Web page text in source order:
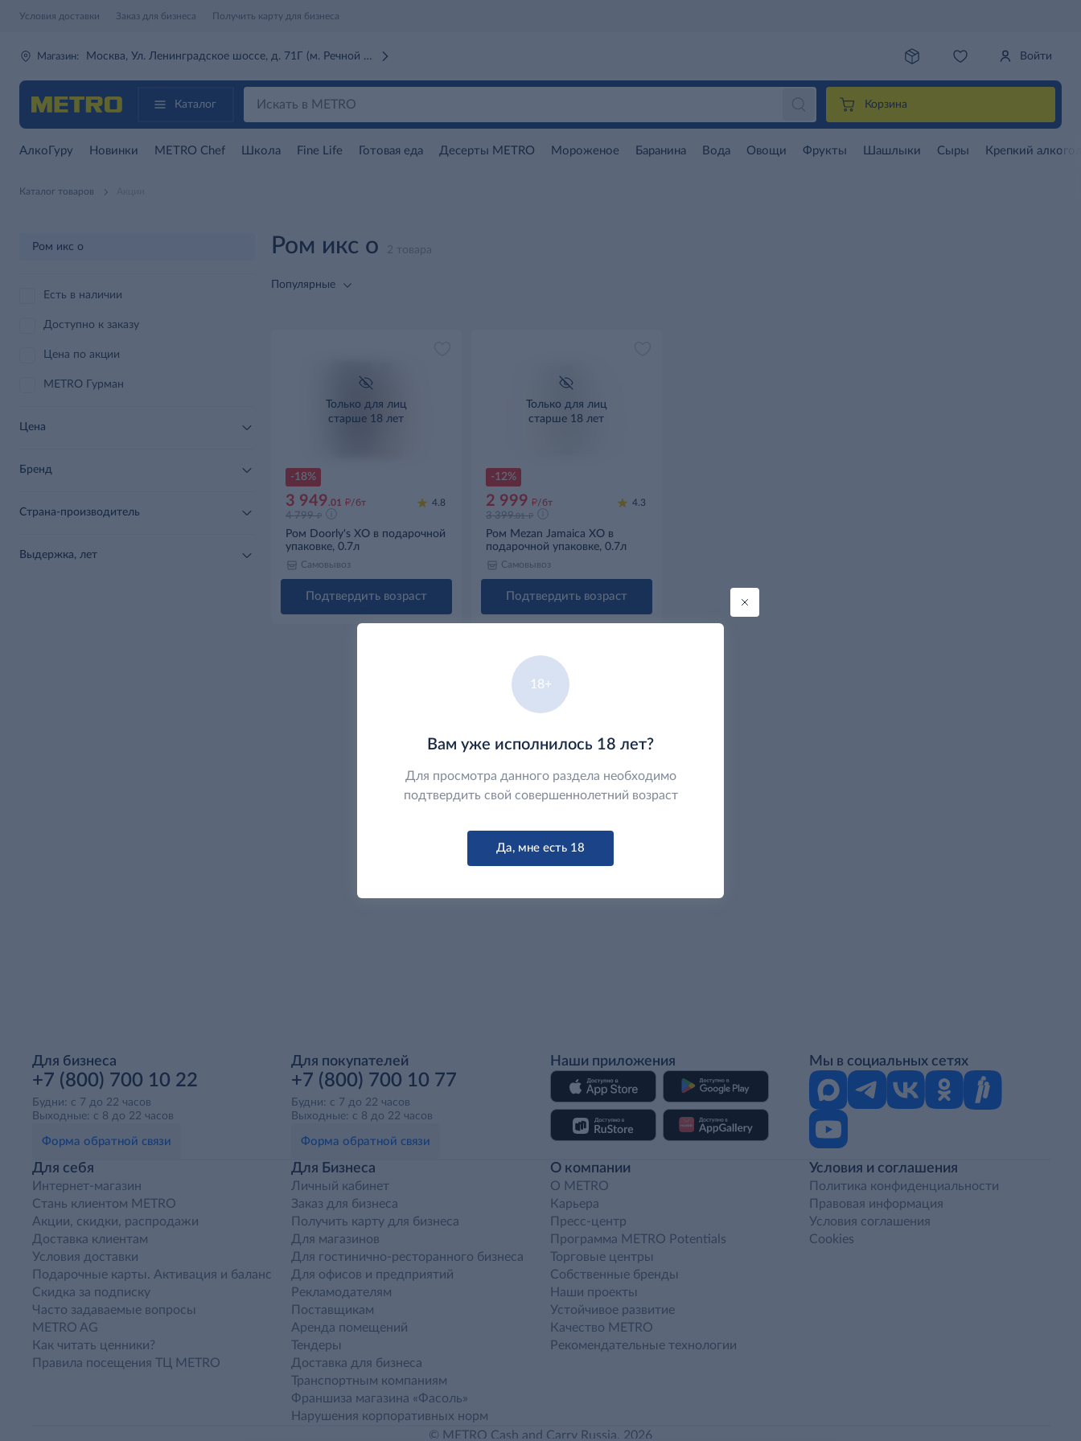
Условия доставки Заказ для бизнеса Получить карту для бизнеса
Магазин: Москва, Ул. Ленинградское шоссе, д. 71Г (м. Речной вокзал) Войти
Каталог Корзина
АлкоГуру Новинки METRO Chef Школа Fine Life Готовая еда Десерты METRO Мороженое Баранина Вода Овощи Фрукты Шашлыки Сыры Крепкий
Каталог товаров
Ром икс о
Есть в наличии
Доступно к заказу
Цена по акции
METRO Гурман
Цена
Бренд
Страна-производитель
Выдержка, лет
Ром икс о 2 товара
Популярные
-18%
Только для лиц
старше 18 лет
3 949.01 д/бт
4 799 д
4.8
Ром Doorly's XO в подарочной
упаковке, 0.7л
Самовывоз
Подтвердить возраст
-12%
Только для лиц
старше 18 лет
2 999 д/бт
3 399.01 д
4.3
Ром Mezan Jamaica XO в
подарочной упаковке, 0.7л
Самовывоз
Подтвердить возраст
Для бизнеса
+7 (800) 700 10 22
Будни: с 7 до 22 часов
Выходные: с 8 до 22 часов
Форма обратной связи
Для покупателей
+7 (800) 700 10 77
Будни: с 7 до 22 часов
Выходные: с 8 до 22 часов
Форма обратной связи
Наши приложения Мы в социальных сетях
Для себя
Интернет-магазин
Стань клиентом METRO
Акции, скидки, распродажи
Доставка клиентам
Условия доставки
Подарочные карты. Активация и баланс
Скидка за подписку
Часто задаваемые вопросы
METRO AG
Как читать ценники?
Правила посещения ТЦ METRO
Для Бизнеса
Личный кабинет
Заказ для бизнеса
Получить карту для бизнеса
Для магазинов
Для гостинично-ресторанного бизнеса
Для офисов и предприятий
Рекламодателям
Поставщикам
Аренда помещений
Тендеры
Доставка для бизнеса
Транспортным компаниям
Франшиза магазина «Фасоль»
Нарушения корпоративных норм
О компании
O METRO
Карьера
Пресс-центр
Программа METRO Potentials
Торговые центры
Собственные бренды
Наши проекты
Устойчивое развитие
Качество METRO
Рекомендательные технологии
Условия и соглашения
Политика конфиденциальности
Правовая информация
Условия соглашения
Cookies
© METRO Cash and Carry Russia, 2026
18+
Вам уже исполнилось 18 лет?
Для просмотра данного раздела необходимо
подтвердить свой совершеннолетний возраст
Да, мне есть 18